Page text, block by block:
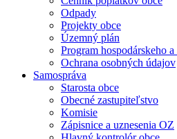
Odpady
Projekty obce
Územný plán
Program hospodárskeho
Ochrana osobných údajov
Samospráva
Starosta obce
Obecné zastupiteľstvo
Komisie
Zápisnice a uznesenia OZ